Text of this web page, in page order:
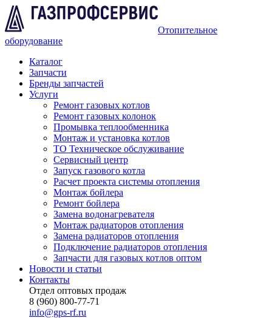
Отопительное
оборудование
Каталог
Запчасти
Бренды запчастей
Услуги
Ремонт газовых котлов
Ремонт газовых колонок
Промывка теплообменника
Монтаж и установка котлов
ТО Техническое обслуживание
Сервисный центр
Запуск газового котла
Расчет проекта системы отопления
Монтаж бойлера
Ремонт бойлера
Замена водонагревателя
Монтаж радиаторов отопления
Замена радиаторов отопления
Подключение радиаторов отопления
Запчасти для газовых котлов оптом
Новости и статьи
Контакты
Отдел оптовых продаж
8 (960) 800-77-71
info@gps-rf.ru